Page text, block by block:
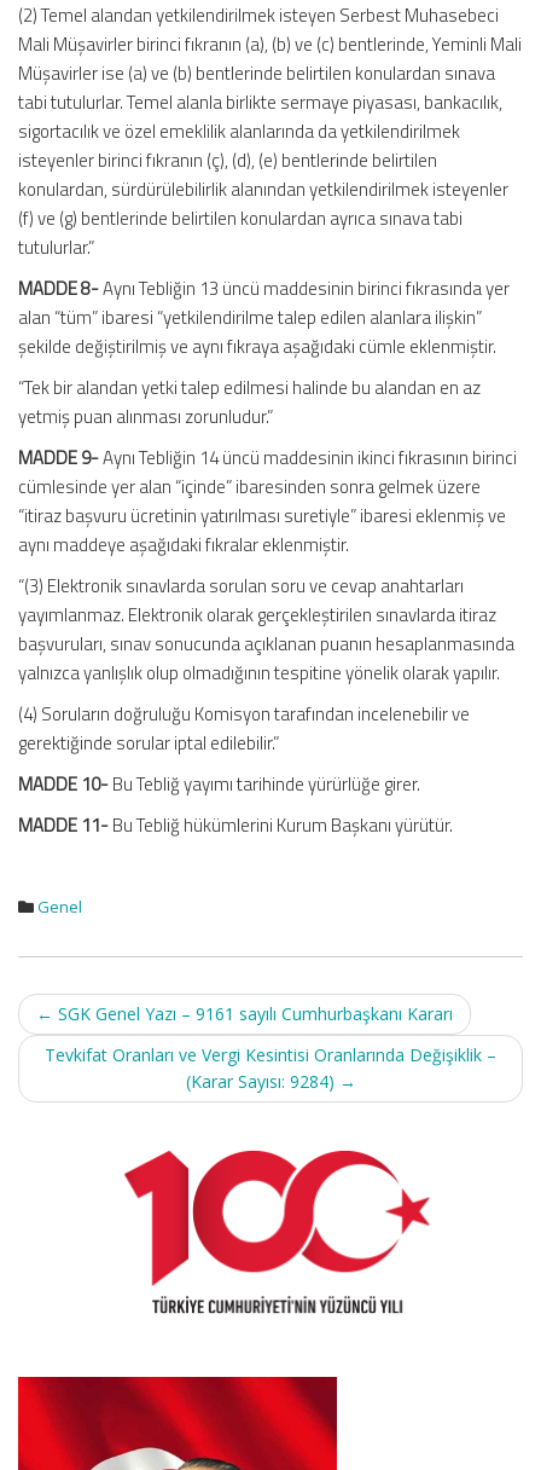
(2) Temel alandan yetkilendirilmek isteyen Serbest Muhasebeci
Mali Müşavirler birinci fıkranın (a), (b) ve (c) bentlerinde, Yeminli Mali
Müşavirler ise (a) ve (b) bentlerinde belirtilen konulardan sınava
tabi tutulurlar. Temel alanla birlikte sermaye piyasası, bankacılık,
sigortacılık ve özel emeklilik alanlarında da yetkilendirilmek
isteyenler birinci fıkranın (ç), (d), (e) bentlerinde belirtilen
konulardan, sürdürülebilirlik alanından yetkilendirilmek isteyenler
(f) ve (g) bentlerinde belirtilen konulardan ayrıca sınava tabi
tutulurlar.”
MADDE 8-Aynı Tebliğin 13 üncü maddesinin birinci fıkrasında yer
alan “tüm” ibaresi “yetkilendirilme talep edilen alanlara ilişkin”
şekilde değiştirilmiş ve aynı fıkraya aşağıdaki cümle eklenmiştir.
“Tek bir alandan yetki talep edilmesi halinde bu alandan en az
yetmiş puan alınması zorunludur.”
MADDE 9-Aynı Tebliğin 14 üncü maddesinin ikinci fıkrasının birinci
cümlesinde yer alan “içinde” ibaresinden sonra gelmek üzere
“itiraz başvuru ücretinin yatırılması suretiyle” ibaresi eklenmiş ve
aynı maddeye aşağıdaki fıkralar eklenmiştir.
“(3) Elektronik sınavlarda sorulan soru ve cevap anahtarları
yayımlanmaz. Elektronik olarak gerçekleştirilen sınavlarda itiraz
başvuruları, sınav sonucunda açıklanan puanın hesaplanmasında
yalnızca yanlışlık olup olmadığının tespitine yönelik olarak yapılır.
(4) Soruların doğruluğu Komisyon tarafından incelenebilir ve
gerektiğinde sorular iptal edilebilir.”
MADDE 10-Bu Tebliğ yayımı tarihinde yürürlüğe girer.
MADDE 11-Bu Tebliğ hükümlerini Kurum Başkanı yürütür.
Genel
Post
navigation
← SGK Genel Yazı – 9161 sayılı Cumhurbaşkanı Kararı
Tevkifat Oranları ve Vergi Kesintisi Oranlarında Değişiklik –
(Karar Sayısı: 9284) →